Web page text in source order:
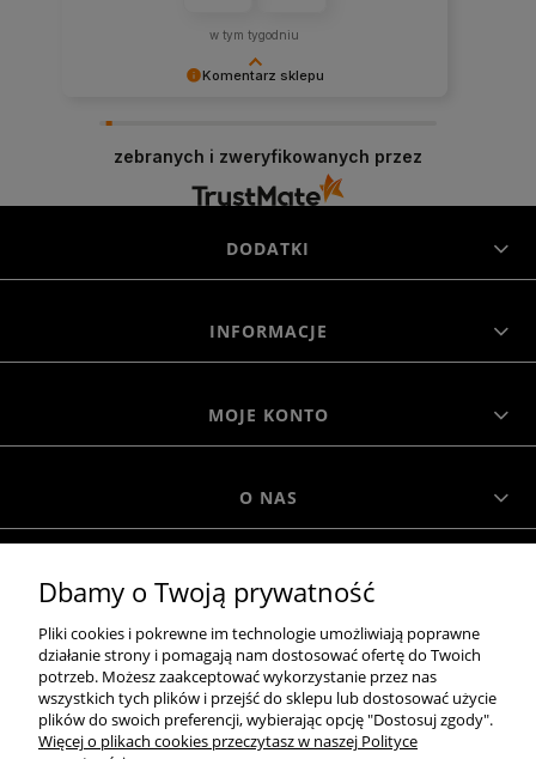
Komentarz sklepu
możemy zapewnić odpowiednią obsługę tak
świetnym klientom. Dziękujemy raz jeszcze!
w tym tygodniu
zebranych i zweryfikowanych przez
DODATKI
INFORMACJE
MOJE KONTO
O NAS
MOROWO
WSZELKIE PRAWA ZASTRZEŻONE MOROWO © 2018
realizacja:
Dbamy o Twoją prywatność
Pliki cookies i pokrewne im technologie umożliwiają poprawne
działanie strony i pomagają nam dostosować ofertę do Twoich
potrzeb. Możesz zaakceptować wykorzystanie przez nas
wszystkich tych plików i przejść do sklepu lub dostosować użycie
plików do swoich preferencji, wybierając opcję "Dostosuj zgody".
Więcej o plikach cookies przeczytasz w naszej Polityce